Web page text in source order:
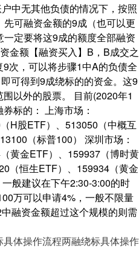
中无其他负债的情况下，按照
可融资金额的9成（也可以更
定要将这9成的额度全部融资
金额【融资买入】B，B成交之
次，可以将步骤1中A的负债全
可得到9成绕标的的资金。这9
以外的股票。 目前(2020年1
标的： 上海市场：
H股ETF）、513050（中概互
（标普100） 深圳市场：
黄金ETF）、159937（博时黄
（恒生ETF）、159934（黄金
般建议在下午2:30-3:00的时
万可以申请4%，一般不限量
融资金额超过这个规模的则需
具体操作流程两融绕标具体操作